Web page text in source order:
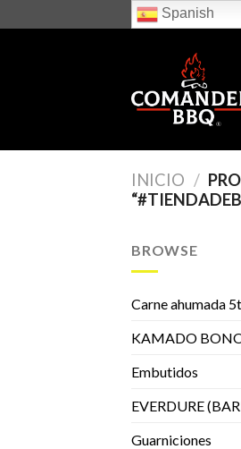
to
Spanish
INICIO /
BROWSE
Carne ahumada
KAMADO
Embutidos
EVERDURE
Guarniciones